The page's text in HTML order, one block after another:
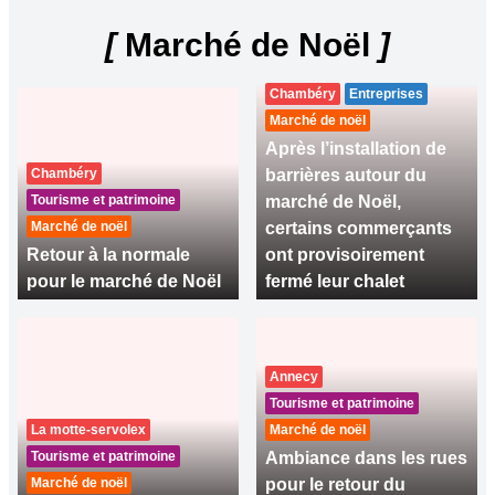
[Marché de Noël ]
Chambéry
Tourisme et patrimoine
Marché de noël
Retour à la normale
pour le marché de Noël
Chambéry
Entreprises
Marché de noël
Après l’installation de
barrières autour du
marché de Noël,
certains commerçants
ont provisoirement
fermé leur chalet
La motte-servolex
Tourisme et patrimoine
Marché de noël
Annecy
Tourisme et patrimoine
Marché de noël
Ambiance dans les rues
pour le retour du